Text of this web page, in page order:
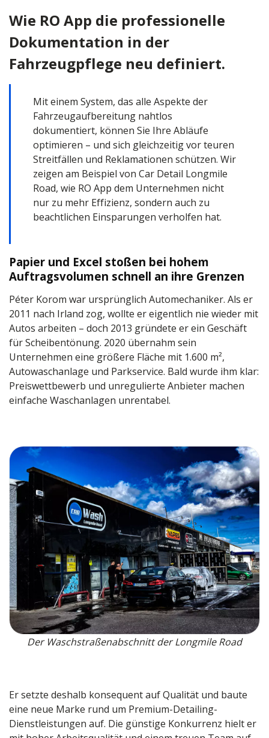
Wie RO App die professionelle
Dokumentation in der
Fahrzeugpflege neu definiert.
Mit einem System, das alle Aspekte der
Fahrzeugaufbereitung nahtlos
dokumentiert, können Sie Ihre Abläufe
optimieren – und sich gleichzeitig vor teuren
Streitfällen und Reklamationen schützen. Wir
zeigen am Beispiel von Car Detail Longmile
Road, wie RO App dem Unternehmen nicht
nur zu mehr Effizienz, sondern auch zu
beachtlichen Einsparungen verholfen hat.
Papier und Excel stoßen bei hohem
Auftragsvolumen schnell an ihre Grenzen
Péter Korom war ursprünglich Automechaniker. Als er
2011 nach Irland zog, wollte er eigentlich nie wieder mit
Autos arbeiten – doch 2013 gründete er ein Geschäft
für Scheibentönung. 2020 übernahm sein
Unternehmen eine größere Fläche mit 1.600 m²,
Autowaschanlage und Parkservice. Bald wurde ihm klar:
Preiswettbewerb und unregulierte Anbieter machen
einfache Waschanlagen unrentabel.
Der Waschstraßenabschnitt der Longmile Road
Er setzte deshalb konsequent auf Qualität und baute
eine neue Marke rund um Premium-Detailing-
Dienstleistungen auf. Die günstige Konkurrenz hielt er